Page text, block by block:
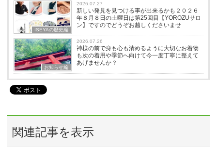
ISEYAの歴史編
2026.07.27
新しい発見を見つける事が出来るかも２０２６
年８月８日の土曜日は第25回目【YOROZUサロ
ン】ですのでどうぞお越しくださいませ
お知らせ編
2026.07.26
神様の前で身も心も清めるように大切なお着物
も次の着用や季節へ向けて今一度丁寧に整えて
あげませんか？
関連記事を表示